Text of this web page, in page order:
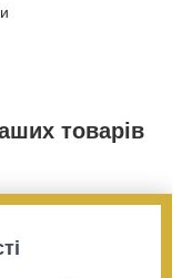
товарів